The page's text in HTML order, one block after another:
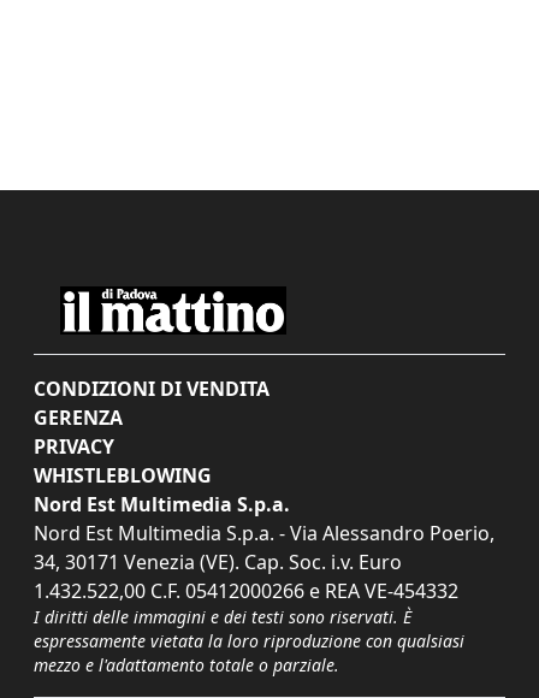
CONDIZIONI DI VENDITA
GERENZA
PRIVACY
WHISTLEBLOWING
Nord Est Multimedia S.p.a.
Nord Est Multimedia S.p.a. - Via Alessandro Poerio,
34, 30171 Venezia (VE). Cap. Soc. i.v. Euro
1.432.522,00 C.F. 05412000266 e REA VE-454332
I diritti delle immagini e dei testi sono riservati. È
espressamente vietata la loro riproduzione con qualsiasi
mezzo e l'adattamento totale o parziale.